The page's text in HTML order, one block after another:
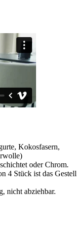
Kokosfasern,
oder Chrom.
4 Stück ist das Gestell
nicht abziehbar.